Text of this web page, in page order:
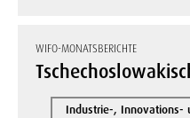
WIFO-MONATSBERICHTE
Industrie-, Innovations-